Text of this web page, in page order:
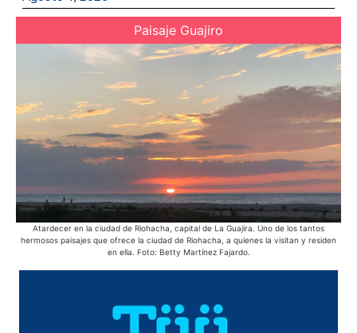
Paisaje Guajiro
Atardecer en la ciudad de Riohacha, capital de La Guajira. Uno de los tantos
hermosos paisajes que ofrece la ciudad de Riohacha, a quienes la visitan y residen
en ella. Foto: Betty Martínez Fajardo.